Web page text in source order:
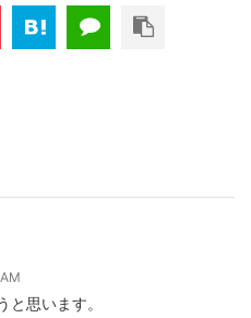
てきました。■キャンペーン概要三木谷社長の特
と思います。